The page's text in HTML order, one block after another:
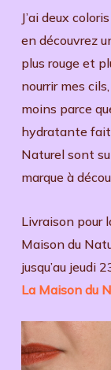
J’ai deux
en découvrez
plus rouge et
nourrir mes
moins parce
hydratante
Naturel sont
marque à
Livraison pour
Maison du
jusqu’au jeudi
La Maison du